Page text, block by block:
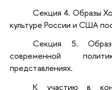
Секция 4. Образы
культуре России и США
Секция 5.
современной
представлениях.
К участию в